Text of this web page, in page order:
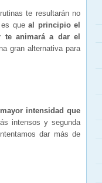
te resultarán no
es queal principio el
te animará a dar el
gran alternativa para
intensidad que
intensos y segunda
dar más de